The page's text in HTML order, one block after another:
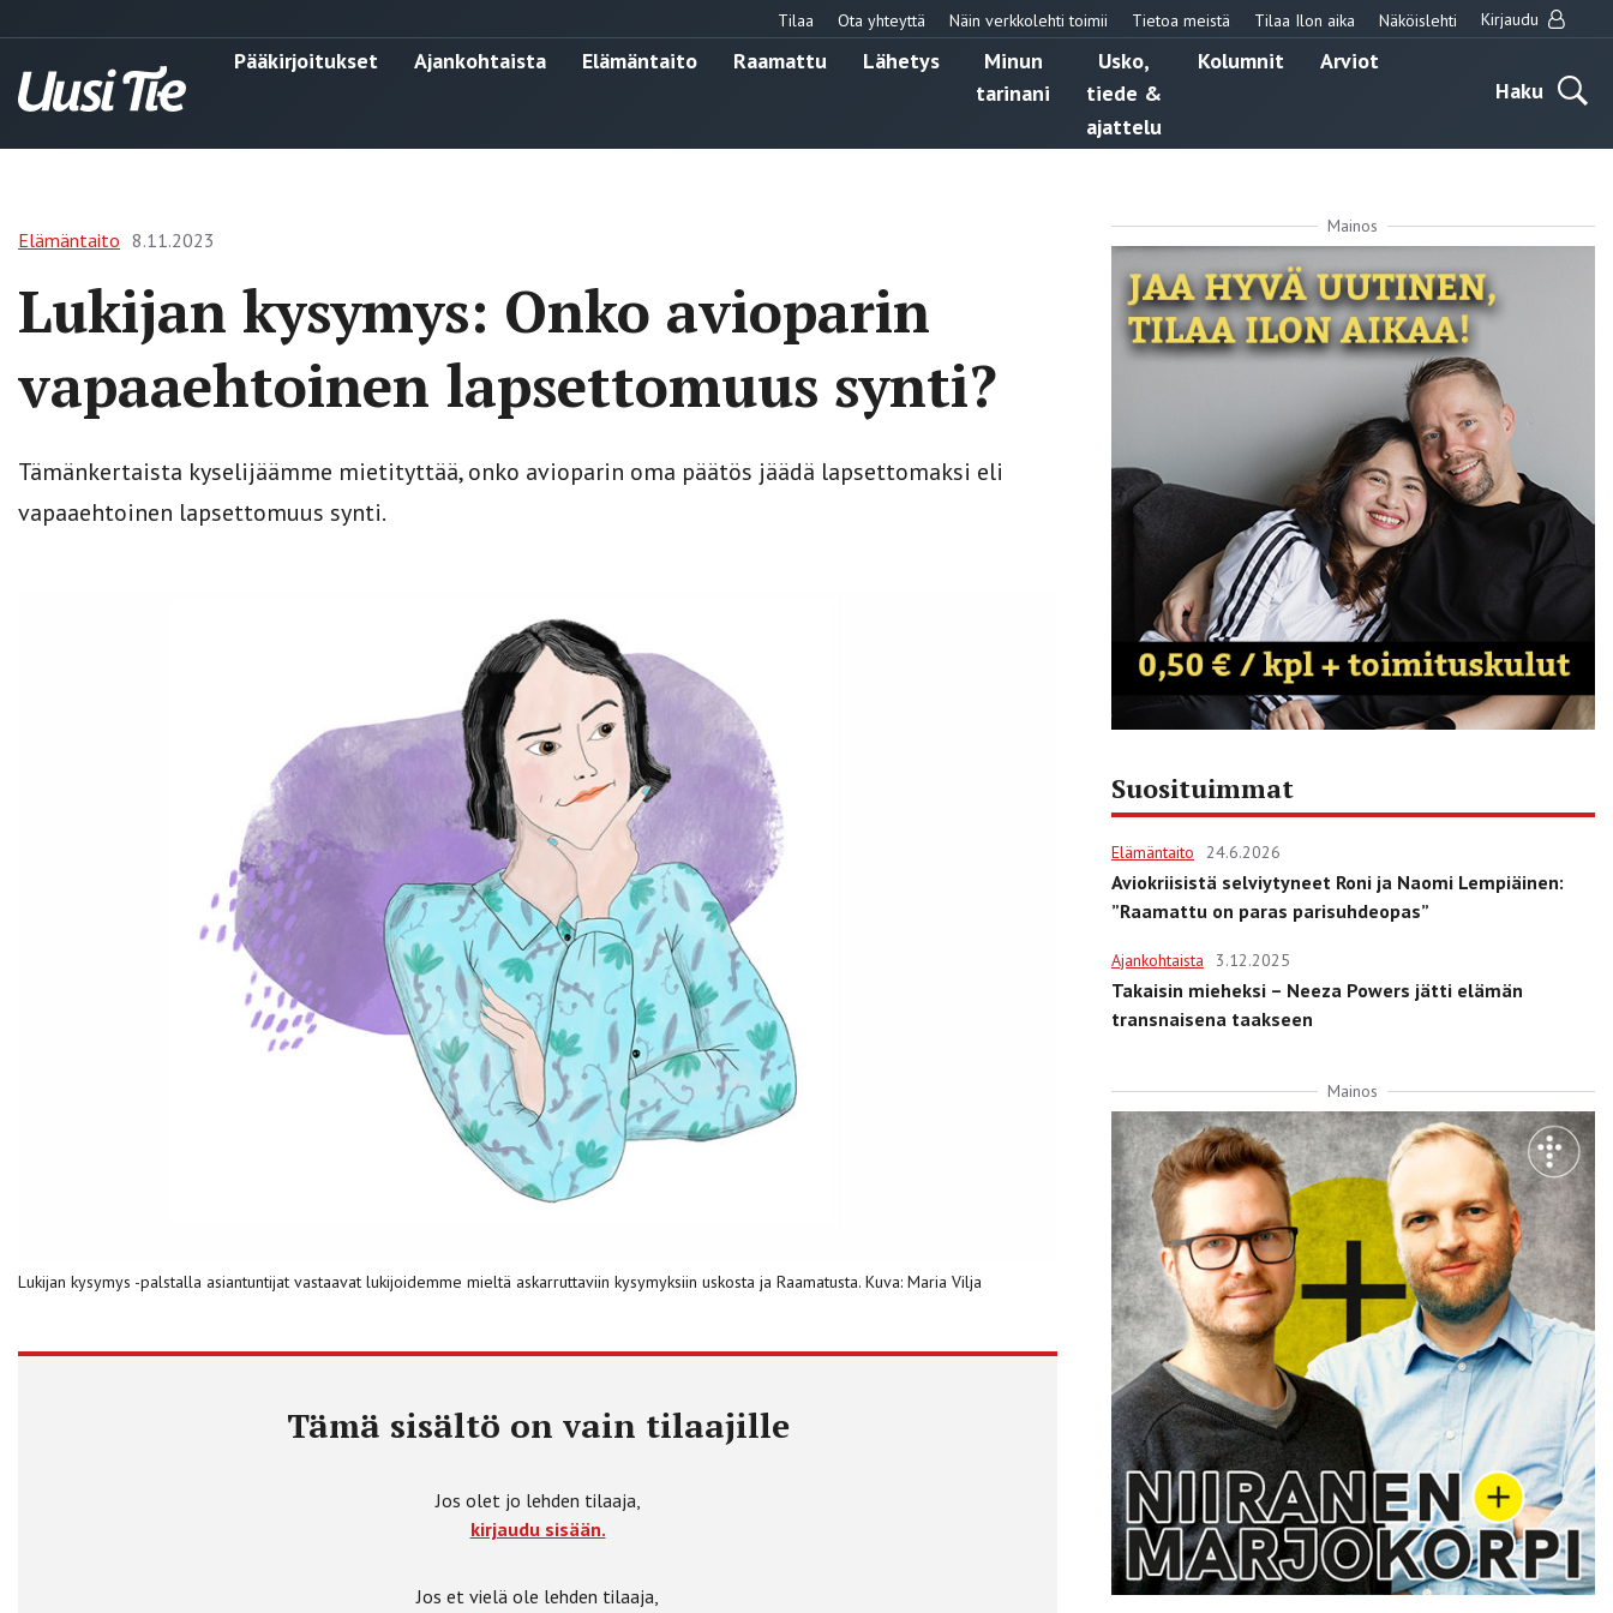
Tilaa Ota yhteyttä Näin verkkolehti toimii Tietoa meistä Tilaa Ilon aika Näköislehti Kirjaudu
Pääkirjoitukset Ajankohtaista Elämäntaito Raamattu Lähetys
Minun
tarinani
Usko,
tiede &
ajattelu
Kolumnit
Arviot
Haku
Elämäntaito 8.11.2023
Lukijan kysymys: Onko avioparin
vapaaehtoinen lapsettomuus synti?
Tämänkertaista kyselijäämme mietityttää, onko avioparin oma päätös jäädä lapsettomaksi eli
vapaaehtoinen lapsettomuus synti.
Lukijan kysymys -palstalla asiantuntijat vastaavat lukijoidemme mieltä askarruttaviin kysymyksiin uskosta ja Raamatusta. Kuva: Maria Vilja
Tämä sisältö on vain tilaajille
Jos olet jo lehden tilaaja,
kirjaudu sisään.
Jos et vielä ole lehden tilaaja,
Mainos
Suosituimmat
Elämäntaito 24.6.2026
Aviokriisistä selviytyneet Roni ja Naomi Lempiäinen:
”Raamattu on paras parisuhdeopas”
Ajankohtaista 3.12.2025
Takaisin mieheksi – Neeza Powers jätti elämän
transnaisena taakseen
Mainos